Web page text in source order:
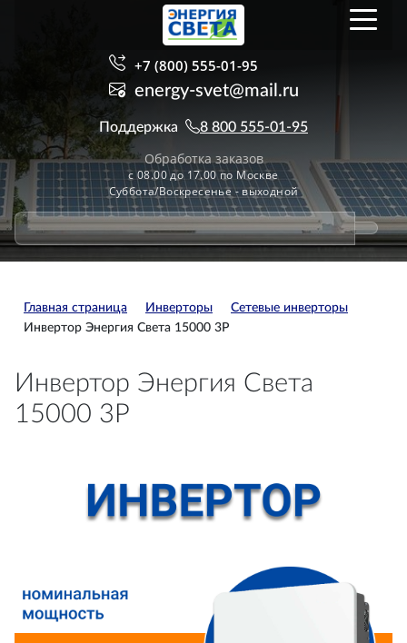
+7 (800) 555-01-95
energy-svet@mail.ru
Поддержка 8 800 555-01-95
Обработка заказов
с 08.00 до 17.00 по Москве
Суббота/Воскресенье - выходной
Главная страница Инверторы
Сетевые инверторы
Инвертор Энергия Света 15000 3P
Инвертор Энергия Света
15000 3P